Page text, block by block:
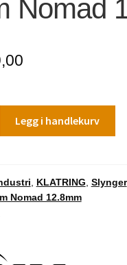
Nomad
Legg i handlekurv
, KLATRING, Slynger
Nomad 12.8mm